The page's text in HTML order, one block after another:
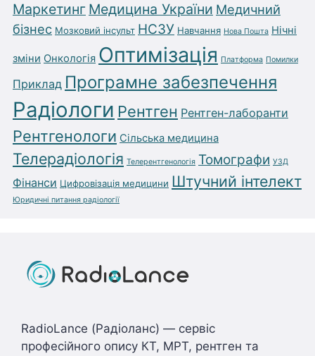
Маркетинг Медицина України Медичний
бізнес Мозковий інсульт НСЗУ Навчання Нова Пошта Нічні
зміни Онкологія Оптимізація Платформа Помилки
Приклад Програмне забезпечення
Радіологи Рентген Рентген-лаборанти
Рентгенологи Сільська медицина
Телерадіологія Телерентгенологія Томографи УЗД
Фінанси Цифровізація медицини Штучний інтелект
Юридичні питання радіології
RadioLance (Радіоланс) — сервіс
професійного опису КТ, МРТ, рентген та